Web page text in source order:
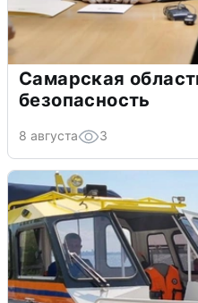
Самарская
безопасность
8 августа 3